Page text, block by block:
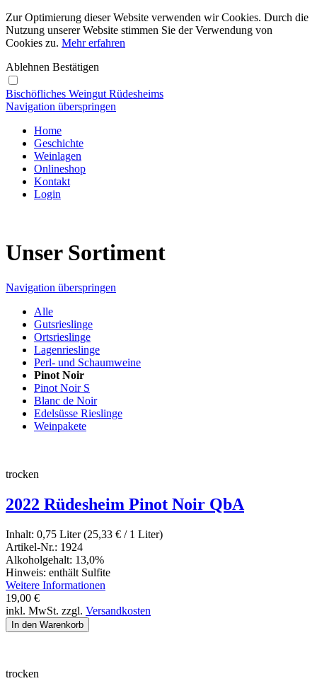
Zur Optimierung dieser Website verwenden wir Cookies. Durch die
Nutzung unserer Website stimmen Sie der Verwendung von
Cookies zu. Mehr erfahren
Ablehnen Bestätigen
Bischöfliches Weingut Rüdesheims
Navigation überspringen
Home
Geschichte
Weinlagen
Onlineshop
Kontakt
Login
Unser Sortiment
Navigation überspringen
Alle
Gutsrieslinge
Ortsrieslinge
Lagenrieslinge
Perl- und Schaumweine
Pinot Noir
Pinot Noir S
Blanc de Noir
Edelsüsse Rieslinge
Weinpakete
trocken
2022 Rüdesheim Pinot Noir QbA
Inhalt: 0,75 Liter (25,33 € / 1 Liter)
Artikel-Nr.: 1924
Alkoholgehalt: 13,0%
Hinweis: enthält Sulfite
Weitere Informationen
19,00 €
inkl. MwSt. zzgl. Versandkosten
trocken